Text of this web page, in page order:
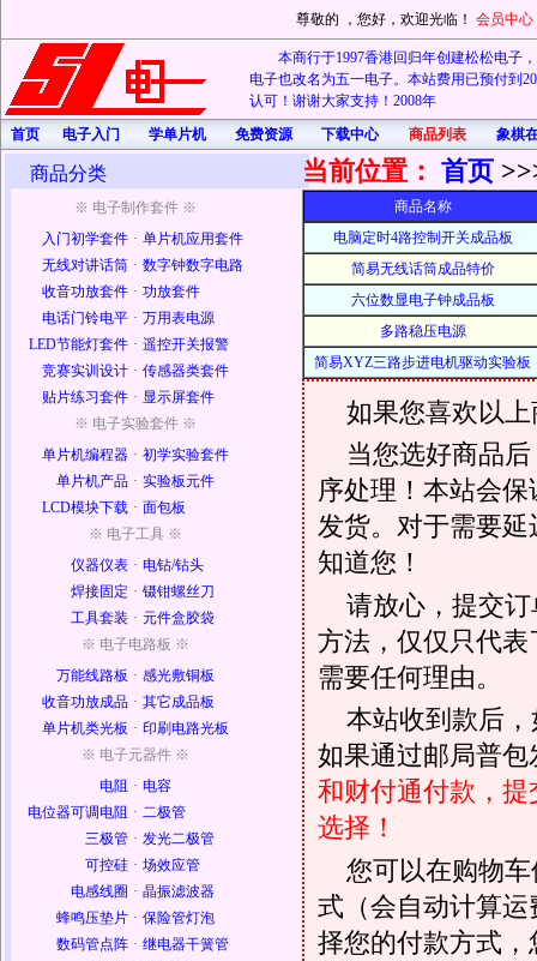
尊敬的 ，您好，欢迎光临！ 会员中心
本商行于1997香港回归年创建松松电子
电子也改名为五一电子。本站费用已预付到
认可！谢谢大家支持！2008年
首页
电子入门 学单片机 免费资源 下载中心 商品列表 象棋
商品分类
※ 电子制作套件 ※
入门初学套件 · 单片机应用套件
无线对讲话筒 · 数字钟数字电路
收音功放套件 · 功放套件
电话门铃电平 · 万用表电源
LED节能灯套件 · 遥控开关报警
竞赛实训设计 · 传感器类套件
贴片练习套件 · 显示屏套件
※ 电子实验套件 ※
单片机编程器 · 初学实验套件
单片机产品 · 实验板元件
LCD模块下载 · 面包板
※ 电子工具 ※
仪器仪表 · 电钻/钻头
焊接固定 · 镊钳螺丝刀
工具套装 · 元件盒胶袋
※ 电子电路板 ※
万能线路板 · 感光敷铜板
收音功放成品 · 其它成品板
单片机类光板 · 印刷电路光板
※ 电子元器件 ※
电阻 · 电容
电位器可调电阻 · 二极管
三极管 · 发光二极管
可控硅 · 场效应管
电感线圈 · 晶振滤波器
蜂鸣压垫片 · 保险管灯泡
数码管点阵 · 继电器干簧管
当前位置： 首页
商品名称
电脑定时4路控制开关成品板
简易无线话筒成品特价
六位数显电子钟成品板
多路稳压电源
简易XYZ三路步进电机驱动实验板
如果您喜欢以
当您选好商品
序处理！本站会
发货。对于需要
知道您！
请放心，提交
方法，仅仅只代
需要任何理由。
本站收到款后
如果通过邮局普包
和财付通付款，
选择！
您可以在购物
式（会自动计算
择您的付款方式